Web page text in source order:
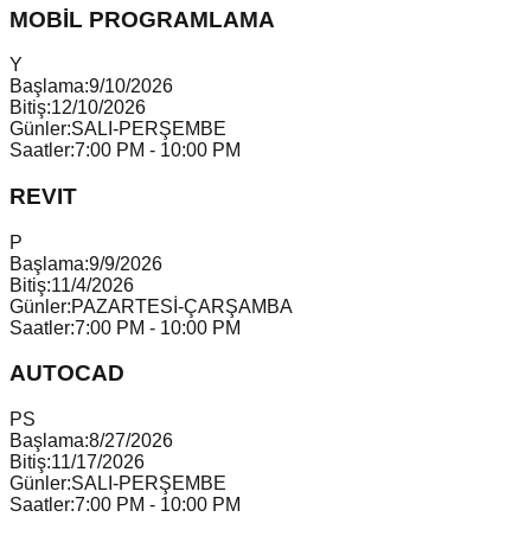
MOBİL PROGRAMLAMA
Y
Başlama:9/10/2026
Bitiş:12/10/2026
Günler:SALI-PERŞEMBE
Saatler:7:00 PM - 10:00 PM
REVIT
P
Başlama:9/9/2026
Bitiş:11/4/2026
Günler:PAZARTESİ-ÇARŞAMBA
Saatler:7:00 PM - 10:00 PM
AUTOCAD
PS
Başlama:8/27/2026
Bitiş:11/17/2026
Günler:SALI-PERŞEMBE
Saatler:7:00 PM - 10:00 PM